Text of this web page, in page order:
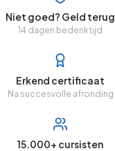
Niet goed? Geld terug
14 dagen bedenktijd
Erkend certificaat
Na succesvolle afronding
15.000+ cursisten